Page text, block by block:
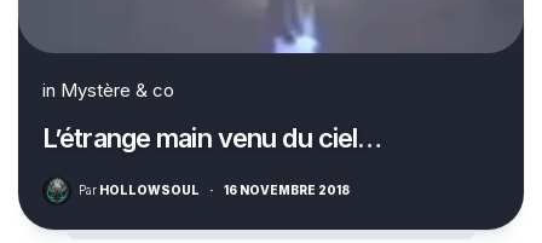
in Mystère & co
L’étrange main venu du ciel…
Par HOLLOWSOUL · 16 NOVEMBRE 2018